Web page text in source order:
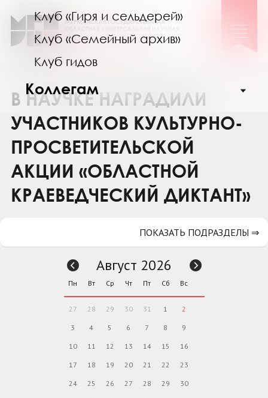
Клуб «Гиря и сельдерей»
Клуб «Семейный архив»
Клуб гидов
Коллегам
Контакты
В НАУЧКЕ НАГРАДИЛИ
УЧАСТНИКОВ КУЛЬТУРНО-
ПРОСВЕТИТЕЛЬСКОЙ
АКЦИИ «ОБЛАСТНОЙ
КРАЕВЕДЧЕСКИЙ ДИКТАНТ»
ПОКАЗАТЬ ПОДРАЗДЕЛЫ ⇒
Август 2026
Пн Вт Ср Чт Пт Сб Вс
27 28 29 30 31 1 2
3 4 5 6 7 8 9
10 11 12 13 14 15 16
17 18 19 20 21 22 23
24 25 26 27 28 29 30